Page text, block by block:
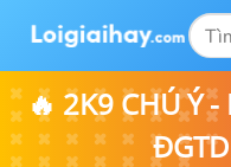
🔥 2K9 CHÚ Ý